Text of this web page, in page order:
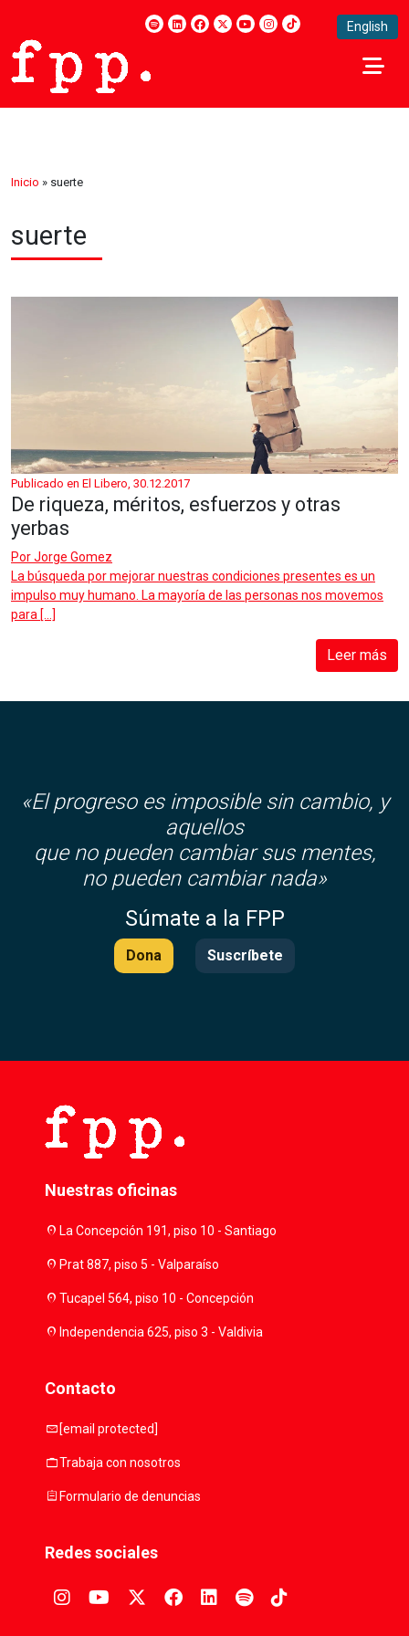
English
Inicio » suerte
suerte
Publicado en El Libero, 30.12.2017
De riqueza, méritos, esfuerzos y otras
yerbas
PorJorge Gomez
La búsqueda por mejorar nuestras condiciones presentes es un
impulso muy humano. La mayoría de las personas nos movemos
para […]
Leer más
«El progreso es imposible sin cambio, y
aquellos
que no pueden cambiar sus mentes,
no pueden cambiar nada»
Súmate a la FPP
Dona Suscríbete
Nuestras oficinas
location_onLa Concepción 191, piso 10 - Santiago
location_onPrat 887, piso 5 - Valparaíso
location_onTucapel 564, piso 10 - Concepción
location_onIndependencia 625, piso 3 - Valdivia
Contacto
mail [email protected]
workTrabaja con nosotros
assignmentFormulario de denuncias
Redes sociales